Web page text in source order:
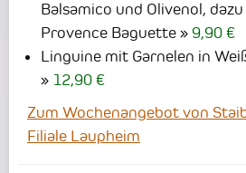
Balsamico und Olivenol,
Provence Baguette
9,90 €
Linguine mit Garnelen in
12,90 €
Zum Wochenangebot von
Filiale Laupheim